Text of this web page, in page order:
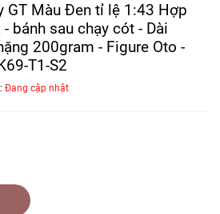
GT Màu Đen tỉ lệ 1:43 Hợp
bánh sau chạy cót - Dài
200gram - Figure Oto -
T1-S2
Đang cập nhật